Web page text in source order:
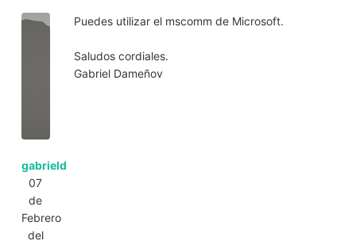
gabrield
07
de
Febrero
del
Puedes utilizar el mscomm de Microsoft.
Saludos cordiales.
Gabriel Dameñov